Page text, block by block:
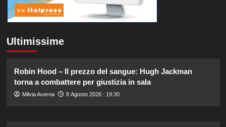
Ultimissime
Robin Hood – Il prezzo del sangue: Hugh Jackman
torna a combattere per giustizia in sala
Milvia Averna 8 Agosto 2026 : 19:30